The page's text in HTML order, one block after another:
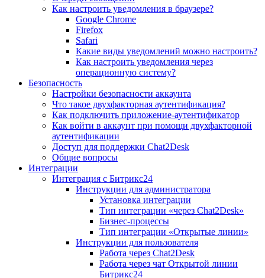
Как настроить уведомления в браузере?
Google Chrome
Firefox
Safari
Какие виды уведомлений можно настроить?
Как настроить уведомления через
операционную систему?
Безопасность
Настройки безопасности аккаунта
Что такое двухфакторная аутентификация?
Как подключить приложение-аутентификатор
Как войти в аккаунт при помощи двухфакторной
аутентификации
Доступ для поддержки Chat2Desk
Общие вопросы
Интеграции
Интеграция с Битрикс24
Инструкции для администратора
Установка интеграции
Тип интеграции «через Chat2Desk»
Бизнес-процессы
Тип интеграции «Открытые линии»
Инструкции для пользователя
Работа через Chat2Desk
Работа через чат Открытой линии
Битрикс24